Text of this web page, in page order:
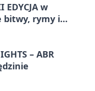
EDYCJA w
bitwy, rymy i
– ABR